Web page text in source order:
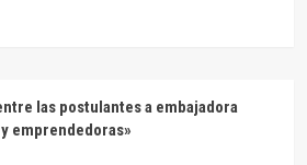
las postulantes a embajadora
emprendedoras»